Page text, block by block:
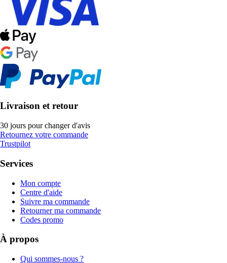
Livraison et retour
30 jours pour changer d'avis
Retournez votre commande
Trustpilot
Services
Mon compte
Centre d'aide
Suivre ma commande
Retourner ma commande
Codes promo
À propos
Qui sommes-nous ?